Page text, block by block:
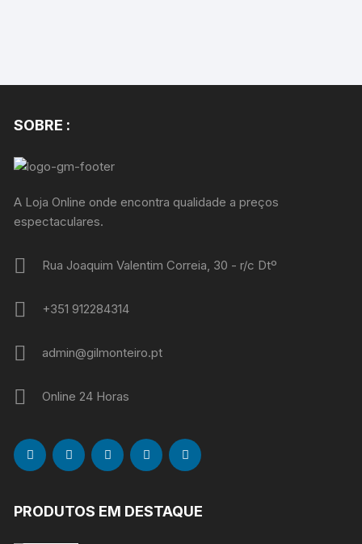
SOBRE :
A Loja Online onde encontra qualidade a preços
espectaculares.
Rua Joaquim Valentim Correia, 30 - r/c Dtº
+351 912284314
admin@gilmonteiro.pt
Online 24 Horas
PRODUTOS EM DESTAQUE